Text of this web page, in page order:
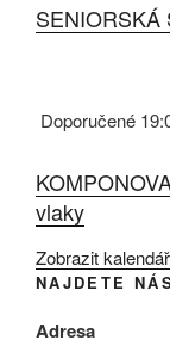
SENIORSKÁ
Doporučené
vlaky
Zobrazit kalendář
NAJDETE
Adresa